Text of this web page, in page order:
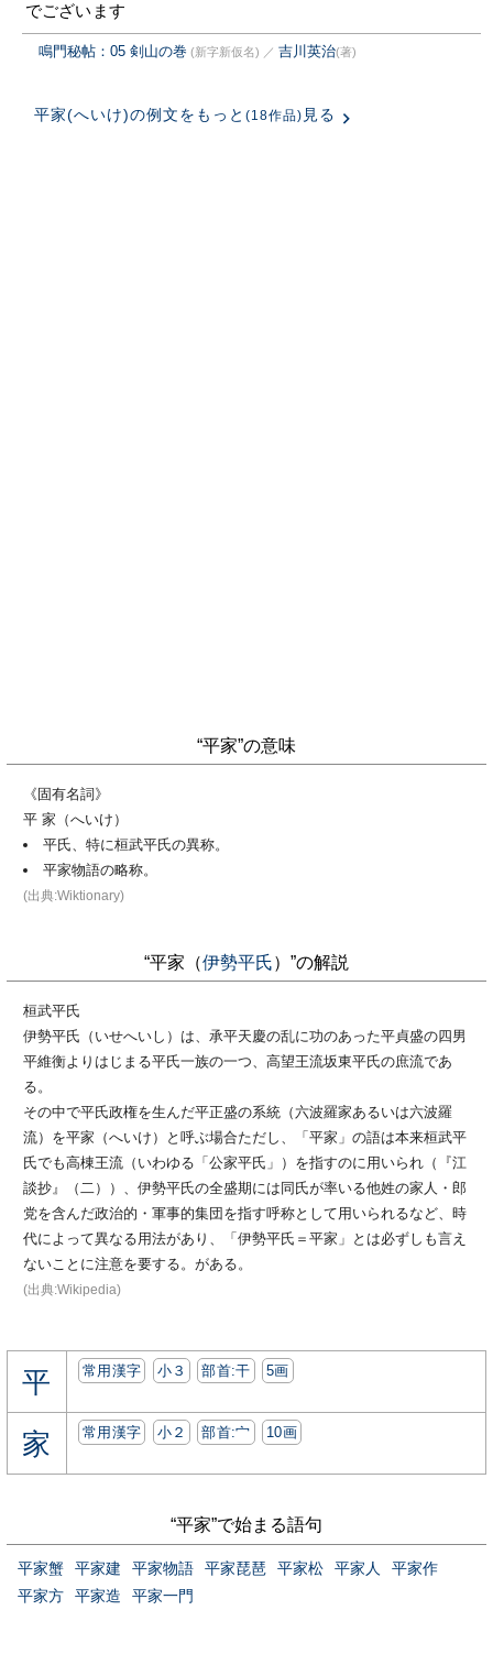
でございます
鳴門秘帖：05 剣山の巻 (新字新仮名) ／ 吉川英治(著)
平家(へいけ)の例文をもっと (18作品) 見る
“平家”の意味
《固有名詞》
平 家（へいけ）
平氏、特に桓武平氏の異称。
平家物語の略称。
(出典:Wiktionary)
“平家（伊勢平氏）”の解説
桓武平氏
伊勢平氏（いせへいし）は、承平天慶の乱に功のあった平貞盛の四男
平維衡よりはじまる平氏一族の一つ、高望王流坂東平氏の庶流であ
る。
その中で平氏政権を生んだ平正盛の系統（六波羅家あるいは六波羅
流）を平家（へいけ）と呼ぶ場合ただし、「平家」の語は本来桓武平
氏でも高棟王流（いわゆる「公家平氏」）を指すのに用いられ（『江
談抄』（二））、伊勢平氏の全盛期には同氏が率いる他姓の家人・郎
党を含んだ政治的・軍事的集団を指す呼称として用いられるなど、時
代によって異なる用法があり、「伊勢平氏＝平家」とは必ずしも言え
ないことに注意を要する。がある。
(出典:Wikipedia)
平 常用漢字 小３ 部首:⼲ 5画
家 常用漢字 小２ 部首:⼧ 10画
“平家”で始まる語句
平家蟹 平家建 平家物語 平家琵琶 平家松 平家人
平家作
平家方
平家造 平家一門